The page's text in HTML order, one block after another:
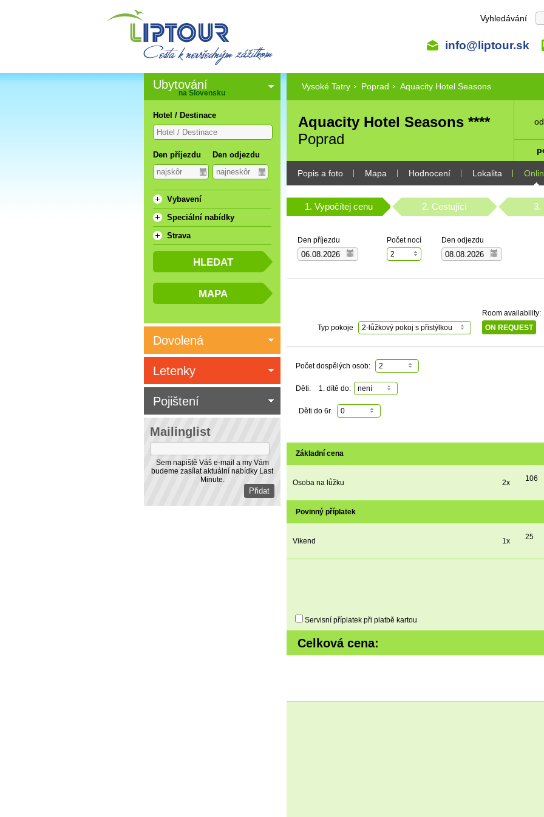
Vyhledávání
info@liptour.sk
Vysoké Tatry Poprad Aquacity Hotel Seasons
Aquacity Hotel Seasons ****
Poprad
od
Popis a foto Mapa Hodnocení Lokalita
1. Vypočítej cenu 2. Cestující 3.
Den příjezdu
Počet nocí
2
Den odjezdu
Typ pokoje 2-lůžkový pokoj s přistýlkou
Room availability:
ON REQUEST
Počet dospělých osob: 2
Děti: 1. dítě do: není
Děti do 6r. 0
Základní cena
Osoba na lůžku 2x 106
Povinný příplatek
Vikend 1x 25
Servisní příplatek při platbě kartou
Celková cena:
Ubytování
na Slovensku
Hotel / Destinace
Den příjezdu Den odjezdu
Vybavení
Speciální nabídky
Strava
Dovolená
Mailinglist
Sem napiště Váš e-mail a my Vám
budeme zasílat aktuální nabídky Last
Minute.
Letenky
Pojištení